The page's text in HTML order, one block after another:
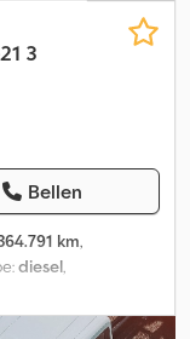
3
Bellen
km,
diesel,
,